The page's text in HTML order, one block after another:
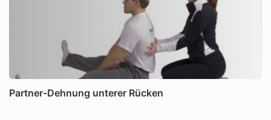
Partner-Dehnung unterer Rücken